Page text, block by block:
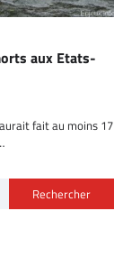
aux Etats-
fait au moins 17
Rechercher